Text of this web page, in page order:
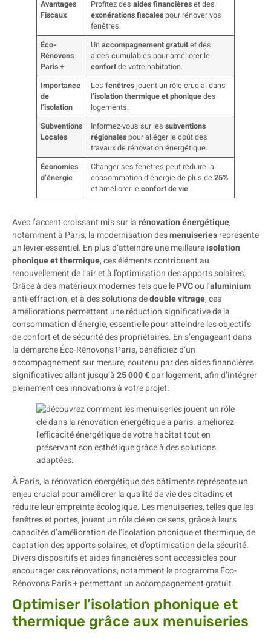
Avantages
Fiscaux
Profitez desaides financièreset des
exonérations fiscalespour rénover vos
fenêtres.
Éco-
Rénovons
Paris +
Unaccompagnement gratuitet des
aides cumulables pour améliorer le
confortde votre habitation.
Importance
de
l’isolation
Lesfenêtres jouent un rôle crucial dans
l’isolation thermique et phoniquedes
logements.
Subventions
Locales
Informez-vous sur lessubventions
régionales pour alléger le coût des
travaux de rénovation énergétique.
Économies
d’énergie
Changer ses fenêtres peut réduire la
consommation d’énergie de plus de25%
et améliorer leconfort de vie.
Avec l’accent croissant mis sur larénovation énergétique,
notamment à Paris, la modernisation desmenuiseriesreprésente
un levier essentiel. En plus d’atteindre une meilleureisolation
phonique et thermique, ces éléments contribuent au
renouvellement de l’air et à l’optimisation des apports solaires.
Grâce à des matériaux modernes tels que lePVCou l’aluminium
anti-effraction, et à des solutions dedouble vitrage, ces
améliorations permettent une réduction significative de la
consommation d’énergie, essentielle pour atteindre les objectifs
de confort et de sécurité des propriétaires. En s’engageant dans
la démarche Éco-Rénovons Paris, bénéficiez d’un
accompagnement sur mesure, soutenu par des aides financières
significatives allant jusqu’à25 000 €par logement, afin d’intégrer
pleinement ces innovations à votre projet.
À Paris, la rénovation énergétique des bâtiments représente un
enjeu crucial pour améliorer la qualité de vie des citadins et
réduire leur empreinte écologique. Les menuiseries, telles que les
fenêtres et portes, jouent un rôle clé en ce sens, grâce à leurs
capacités d’amélioration de l’isolation phonique et thermique, de
captation des apports solaires, et d’optimisation de la sécurité.
Divers dispositifs et aides financières sont accessibles pour
encourager ces rénovations, notamment le programme Éco-
Rénovons Paris + permettant un accompagnement gratuit.
Optimiser l’isolation phonique et
thermique grâce aux menuiseries